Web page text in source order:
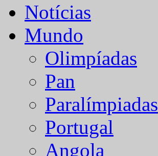
Notícias
Mundo
Olimpíadas
Pan
Paralímpiadas
Portugal
Angola